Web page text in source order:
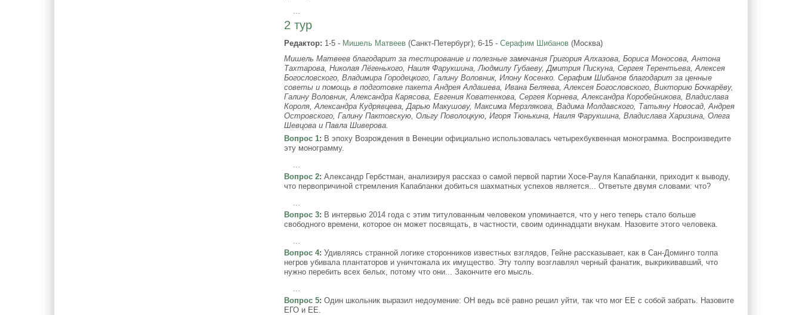
2 тур
Редактор: 1-5 - Мишель Матвеев (Санкт-Петербург); 6-15 -Серафим Шибанов (Москва)
Мишель Матвеев благодарит за тестирование и полезные замечания Григория Алхазова, Бориса Моносова, Антона
Тахтарова, Николая Лёгенького, Наиля Фарукшина, Людмилу Губаеву, Дмитрия Пискуна, Сергея Терентьева, Алексея
Богословского, Владимира Городецкого, Галину Воловник, Илону Косенко. Серафим Шибанов благодарит за ценные
советы и помощь в подготовке пакета Андрея Алдашева, Ивана Беляева, Алексея Богословского, Викторию Бочкарёву,
Галину Воловник, Александра Карясова, Евгения Коватенкова, Сергея Корнева, Александра Коробейникова, Владислава
Короля, Александра Кудрявцева, Дарью Макушову, Максима Мерзлякова, Вадима Молдавского, Татьяну Новосад, Андрея
Островского, Галину Пактовскую, Ольгу Поволоцкую, Игоря Тюнькина, Наиля Фарукшина, Владислава Харизина, Олега
Шевцова и Павла Шиверова.
Вопрос 1: В эпоху Возрождения в Венеции официально использовалась четырехбуквенная монограмма. Воспроизведите
эту монограмму.
...
Вопрос 2: Александр Гербстман, анализируя рассказ о самой первой партии Хосе-Рауля Капабланки, приходит к выводу,
что первопричиной стремления Капабланки добиться шахматных успехов является... Ответьте двумя словами: что?
...
Вопрос 3: В интервью 2014 года с этим титулованным человеком упоминается, что у него теперь стало больше
свободного времени, которое он может посвящать, в частности, своим одиннадцати внукам. Назовите этого человека.
...
Вопрос 4: Удивляясь странной логике сторонников известных взглядов, Гейне рассказывает, как в Сан-Доминго толпа
негров убивала плантаторов и уничтожала их имущество. Эту толпу возглавлял черный фанатик, выкрикивавший, что
нужно перебить всех белых, потому что они... Закончите его мысль.
Вопрос 5: Один школьник выразил недоумение: ОН ведь всё равно решил уйти, так что мог ЕЕ с собой забрать. Назовите
ЕГО и ЕЕ.